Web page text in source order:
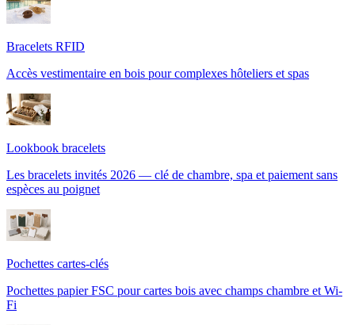
Bracelets RFID
Accès vestimentaire en bois pour complexes hôteliers et spas
Lookbook bracelets
Les bracelets invités 2026 — clé de chambre, spa et paiement sans
espèces au poignet
Pochettes cartes-clés
Pochettes papier FSC pour cartes bois avec champs chambre et Wi-
Fi